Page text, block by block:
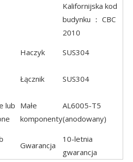
Kalifornijska kod
budynku ： CBC
2010
Haczyk SUS304
Łącznik SUS304
lub Małe
komponenty
AL6005-T5
(anodowany)
Gwarancja
10-letnia
gwarancja